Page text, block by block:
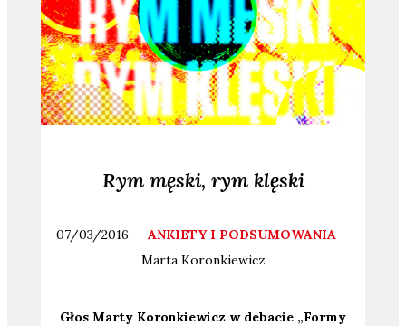
Rym męski, rym klęski
07/03/2016
ANKIETY I PODSUMOWANIA
Marta Koronkiewicz
Głos Mar­ty Koron­kie­wicz w deba­cie „For­my